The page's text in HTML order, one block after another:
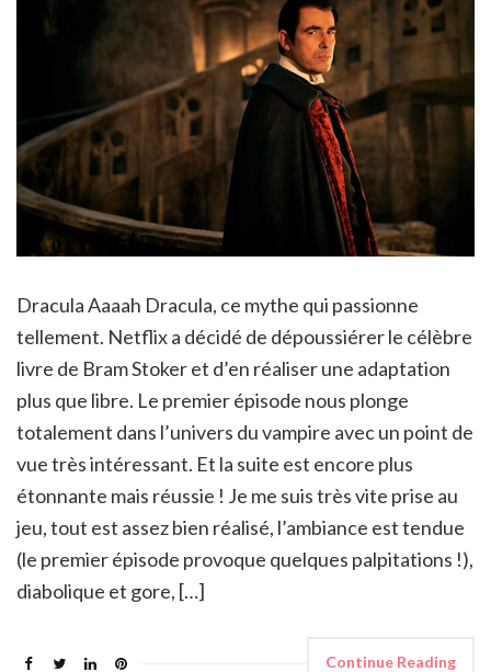
Dracula Aaaah Dracula, ce mythe qui passionne
tellement. Netflix a décidé de dépoussiérer le célèbre
livre de Bram Stoker et d’en réaliser une adaptation
plus que libre. Le premier épisode nous plonge
totalement dans l’univers du vampire avec un point de
vue très intéressant. Et la suite est encore plus
étonnante mais réussie ! Je me suis très vite prise au
jeu, tout est assez bien réalisé, l’ambiance est tendue
(le premier épisode provoque quelques palpitations !),
diabolique et gore, […]
Continue Reading